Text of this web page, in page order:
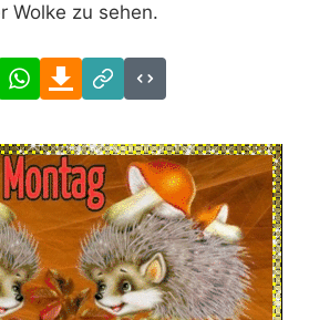
Wolke zu sehen.
FacebookWhatsAppDownload
Link
Code